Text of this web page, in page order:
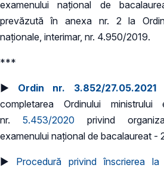
examenului naţional de
prevăzută în anexa nr. 2 la
naţionale, interimar, nr. 4.950/2019.
***
► Ordin nr. 3.852/27.05.2021
completarea Ordinului
nr. 5.453/2020 privind
examenului național de bacalaureat -
► Procedură privind înscrierea